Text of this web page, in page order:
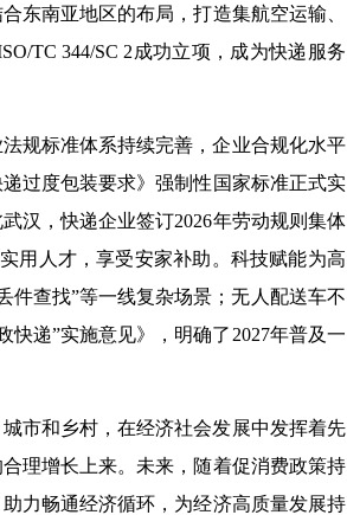
东南亚地区的布局，打造集航空运输、
TC 344/SC 2成功立项，成为快递服务
规标准体系持续完善，企业合规化水平
过度包装要求》强制性国家标准正式实
汉，快递企业签订2026年劳动规则集体
用人才，享受安家补助。科技赋能为高
件查找”等一线复杂场景；无人配送车不
快递”实施意见》，明确了2027年普及一
市和乡村，在经济社会发展中发挥着先
理增长上来。未来，随着促消费政策持
力畅通经济循环，为经济高质量发展持